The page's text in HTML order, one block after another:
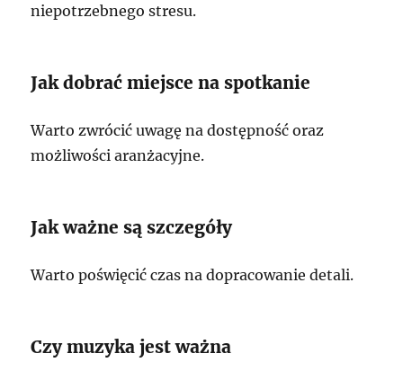
niepotrzebnego stresu.
Jak dobrać miejsce na spotkanie
Warto zwrócić uwagę na dostępność oraz
możliwości aranżacyjne.
Jak ważne są szczegóły
Warto poświęcić czas na dopracowanie detali.
Czy muzyka jest ważna